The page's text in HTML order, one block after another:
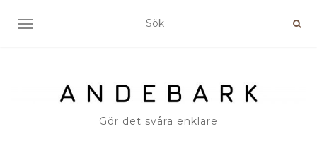
SLÅ PÅ/AV NAVIGERING
Gör det svåra enklare